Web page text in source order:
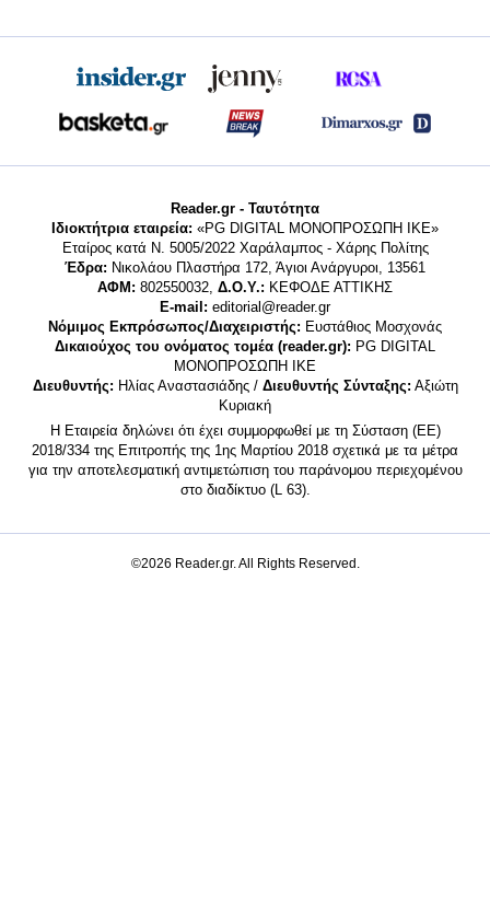
Reader.gr - Ταυτότητα
Ιδιοκτήτρια εταιρεία: «PG DIGITAL MONΟΠΡΟΣΩΠΗ ΙΚΕ»
Εταίρος κατά Ν. 5005/2022 Χαράλαμπος - Χάρης Πολίτης
Έδρα: Νικολάου Πλαστήρα 172, Άγιοι Ανάργυροι, 13561
ΑΦΜ: 802550032, Δ.Ο.Υ.: ΚΕΦΟΔΕ ΑΤΤΙΚΗΣ
E-mail: editorial@reader.gr
Νόμιμος Εκπρόσωπος/Διαχειριστής: Ευστάθιος Μοσχονάς
Δικαιούχος του ονόματος τομέα (reader.gr): PG DIGITAL
MONΟΠΡΟΣΩΠΗ ΙΚΕ
Διευθυντής: Ηλίας Αναστασιάδης / Διευθυντής Σύνταξης: Αξιώτη
Κυριακή
Η Εταιρεία δηλώνει ότι έχει συμμορφωθεί με τη Σύσταση (ΕΕ)
2018/334 της Επιτροπής της 1ης Μαρτίου 2018 σχετικά με τα μέτρα
για την αποτελεσματική αντιμετώπιση του παράνομου περιεχομένου
στο διαδίκτυο (L 63).
©2026 Reader.gr. All Rights Reserved.